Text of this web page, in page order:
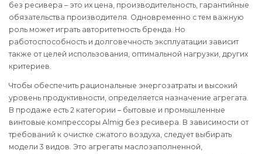
без ресивера – это их цена, производительность, гарантийные
обязательства производителя. Одновременно с тем важную
роль может играть авторитетность бренда. Но
работоспособность и долговечность эксплуатации зависит
также от целей использования, оптимальной нагрузки, других
критериев.
Чтобы обеспечить рациональные энергозатраты и высокий
уровень продуктивности, определяется назначение агрегата.
В продаже есть 2 категории – бытовые и промышленные
винтовые компрессоры Almig без ресивера. В зависимости от
требований к очистке сжатого воздуха, следует выбирать
модели 3 видов. Это агрегаты маслозаполненной,